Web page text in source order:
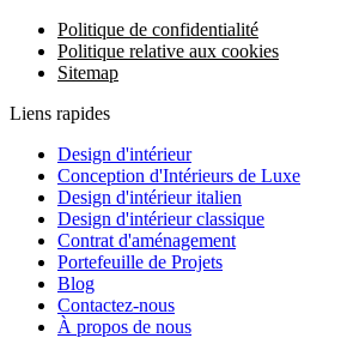
Politique de confidentialité
Politique relative aux cookies
Sitemap
Liens rapides
Design d'intérieur
Conception d'Intérieurs de Luxe
Design d'intérieur italien
Design d'intérieur classique
Contrat d'aménagement
Portefeuille de Projets
Blog
Contactez-nous
À propos de nous